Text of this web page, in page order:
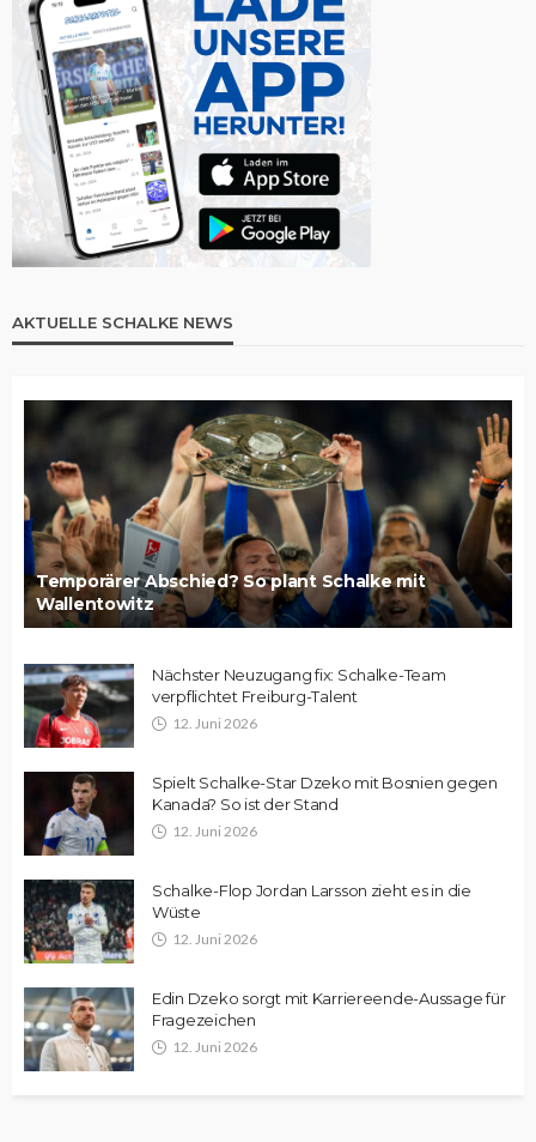
AKTUELLE SCHALKE NEWS
Temporärer Abschied? So plant Schalke mit
Wallentowitz
Nächster Neuzugang fix: Schalke-Team
verpflichtet Freiburg-Talent
12. Juni 2026
Spielt Schalke-Star Dzeko mit Bosnien gegen
Kanada? So ist der Stand
12. Juni 2026
Schalke-Flop Jordan Larsson zieht es in die
Wüste
12. Juni 2026
Edin Dzeko sorgt mit Karriereende-Aussage für
Fragezeichen
12. Juni 2026